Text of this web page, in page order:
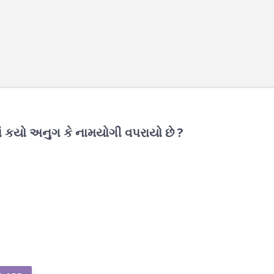
અનુગ કે નામયોગી વપરાયો છે ?